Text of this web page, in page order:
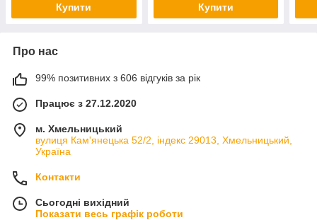
Купити Купити
Про нас
99% позитивних з 606 відгуків за рік
Працює з 27.12.2020
м. Хмельницький
вулиця Кам'янецька 52/2, індекс 29013, Хмельницький,
Україна
Контакти
Сьогодні вихідний
Показати весь графік роботи